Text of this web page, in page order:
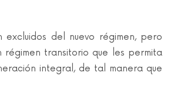
del nuevo régimen, pero
transitorio que les permita
integral, de tal manera que